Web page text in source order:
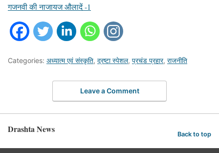
गजनवी की नाजायज औलादें -1
Categories: अध्यात्म एवं संस्कृति, द्रष्टा स्पेशल, प्रचंड प्रहार, राजनीति
Leave a Comment
Drashta News Back to top